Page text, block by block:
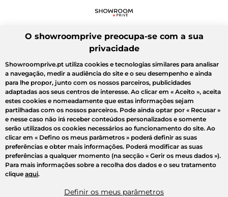
O showroomprive preocupa-se com a sua
privacidade
Showroomprive.pt utiliza cookies e tecnologias similares para analisar
a navegação, medir a audiência do site e o seu desempenho e ainda
para lhe propor, junto com os nossos parceiros, publicidades
adaptadas aos seus centros de interesse. Ao clicar em « Aceito », aceita
estes cookies e nomeadamente que estas informações sejam
partilhadas com os nossos parceiros. Pode ainda optar por « Recusar »
e nesse caso não irá receber conteúdos personalizados e somente
serão utilizados os cookies necessários ao funcionamento do site. Ao
clicar em « Defino os meus parâmetros » poderá definir as suas
preferências e obter mais informações. Poderá modificar as suas
preferências a qualquer momento (na secção « Gerir os meus dados »).
Para mais informações sobre a recolha dos dados e o seu tratamento
clique aqui.
Definir os meus parâmetros